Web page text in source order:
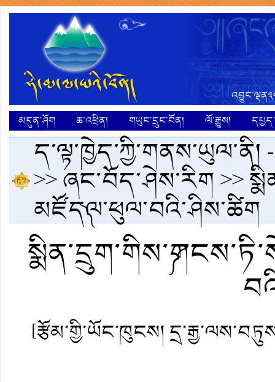
མདུན་ཤོག
ཆ་འཕྲིན། གཡུང་དྲུང་བོན། ལོ་རྒྱུས།
ད་ལྟ་ཁྱེད་ཀྱི་གནས་ཡུལ་ནི།
>>ཞང་བོད་ཤེས་རིག>>
མཛོད༽ལ་ཕུལ་བའི་ཤིས་ཚིག
[རྩོམ་གྱི་ཡོང་ཁུངས།